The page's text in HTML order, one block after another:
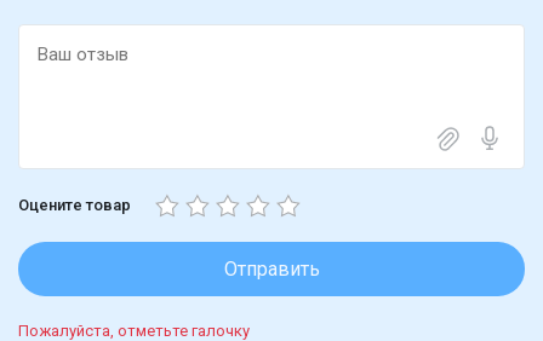
Оцените товар
Отправить
Пожалуйста, отметьте галочку